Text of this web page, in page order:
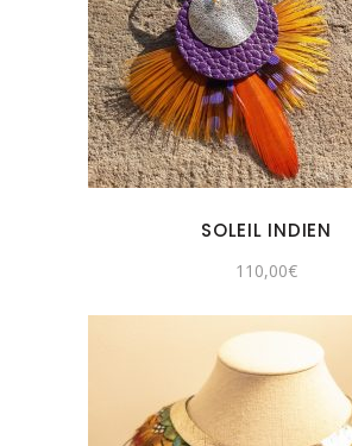
SOLEIL INDIEN
110,00€